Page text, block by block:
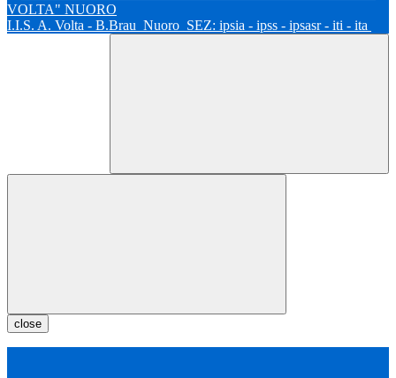
I.I.S. A. Volta - B.Brau Nuoro SEZ: ipsia - ipss - ipsasr - iti - ita
close